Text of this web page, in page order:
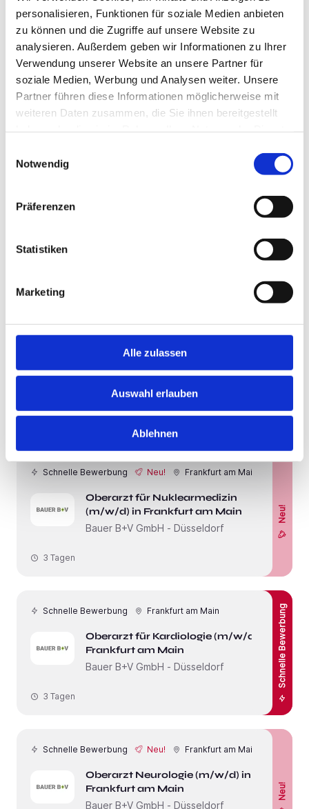
personalisieren, Funktionen für soziale Medien anbieten
zu können und die Zugriffe auf unsere Website zu
analysieren. Außerdem geben wir Informationen zu Ihrer
Verwendung unserer Website an unsere Partner für
soziale Medien, Werbung und Analysen weiter. Unsere
Partner führen diese Informationen möglicherweise mit
weiteren Daten zusammen, die Sie ihnen bereitgestellt
Notwendig
Präferenzen
Statistiken
Marketing
Alle zulassen
Auswahl erlauben
Ablehnen
Schnelle Bewerbung Neu! Frankfurt am Main
Oberarzt für Anästhesie und
Intensivmedizin (m/w/d) in
Frankfurt am Main
Bauer B+V GmbH - Düsseldorf
Neu!
Schnelle Bewerbung Neu! Frankfurt am Main
Oberarzt für Pneumologie (m/w/d)
in Frankfurt am Main
Bauer B+V GmbH - Düsseldorf
Neu!
3 Tagen
Schnelle Bewerbung Neu! Frankfurt am Main
Oberarzt für Nuklearmedizin
(m/w/d) in Frankfurt am Main
Bauer B+V GmbH - Düsseldorf
Neu!
3 Tagen
Schnelle Bewerbung Frankfurt am Main
Oberarzt für Kardiologie (m/w/d) in
Frankfurt am Main
Bauer B+V GmbH - Düsseldorf
Schnelle Bewerbung
3 Tagen
Schnelle Bewerbung Neu! Frankfurt am Main
Oberarzt Neurologie (m/w/d) in
Frankfurt am Main
Bauer B+V GmbH - Düsseldorf
Neu!